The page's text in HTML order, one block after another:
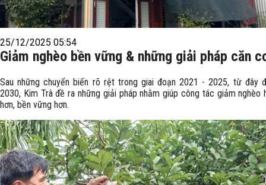
25/12/2025 05:54
Giảm nghèo bền vững & những giải pháp căn
Sau những chuyển biến rõ rệt trong giai đoạn 2021 - 2025, từ đây
2030, Kim Trà đề ra những giải pháp nhằm giúp công tác giảm nghèo
hơn, bền vững hơn.